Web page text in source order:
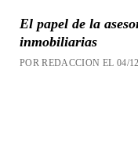
El papel de la
inmobiliarias
POR REDACCION EL 04/